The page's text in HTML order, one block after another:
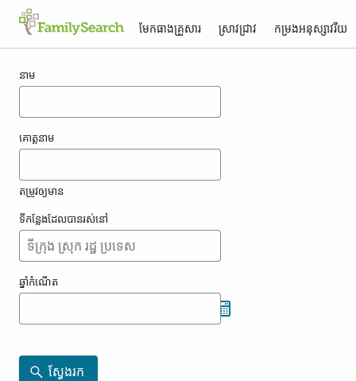
មែកធាង​គ្រួសារ ស្រាវជ្រាវ កម្រង​អនុស្សាវរីយ
នាម
គោត្តនាម
តម្រូវ​ឲ្យ​មាន
ទីកន្លែង​ដែល​បាន​រស់នៅ
ឆ្នាំ​កំណើត
ស្វែងរក